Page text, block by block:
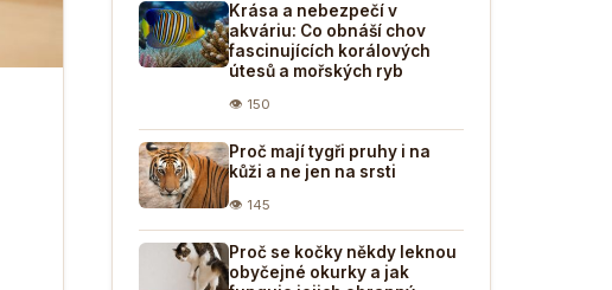
Krása a nebezpečí v
akváriu: Co obnáší chov
fascinujících korálových
útesů a mořských ryb
👁 150
Proč mají tygři pruhy i na
kůži a ne jen na srsti
👁 145
Proč se kočky někdy leknou
obyčejné okurky a jak